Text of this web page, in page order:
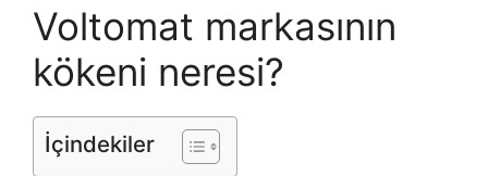
Voltomat markasının
kökeni neresi?
İçindekiler